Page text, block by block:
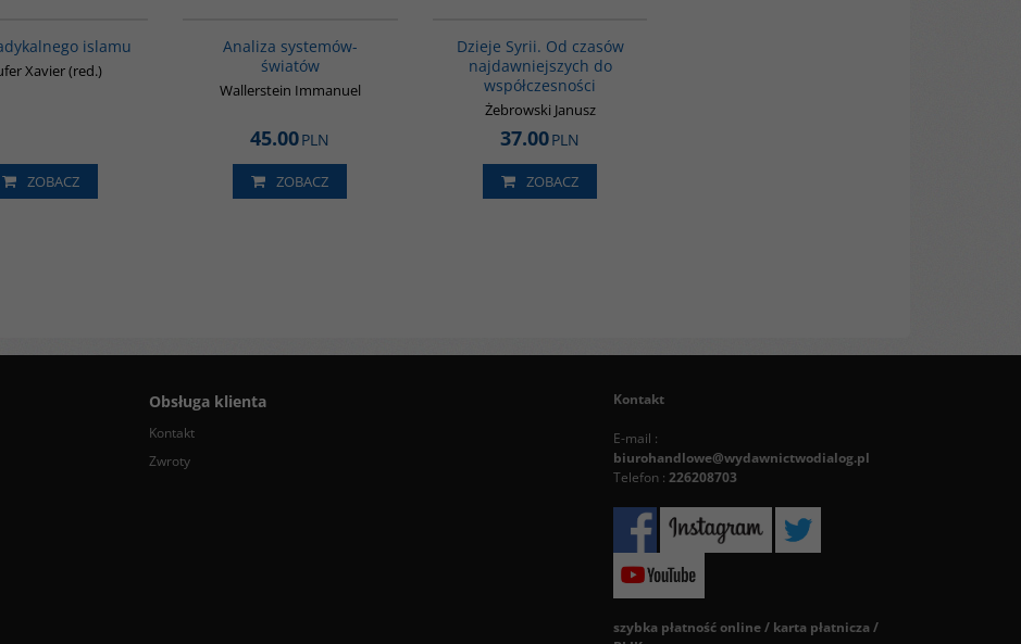
islamu
Xavier (red.)
ZOBACZ
Analiza systemów-
światów
Wallerstein Immanuel
45.00PLN
ZOBACZ
Dzieje Syrii. Od czasów
najdawniejszych do
współczesności
Żebrowski Janusz
37.00PLN
ZOBACZ
Obsługa klienta
Kontakt
Zwroty
Kontakt
E-mail :
biurohandlowe@wydawnictwodialog.pl
Telefon : 226208703
szybka płatność online / karta płatnicza /